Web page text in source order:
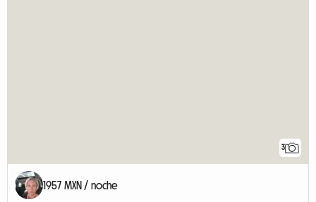
3
1957 MXN / noche